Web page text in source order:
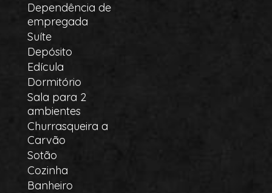
Dependência de
empregada
Suíte
Depósito
Edícula
Dormitório
Sala para 2
ambientes
Churrasqueira a
Carvão
Sotão
Cozinha
Banheiro